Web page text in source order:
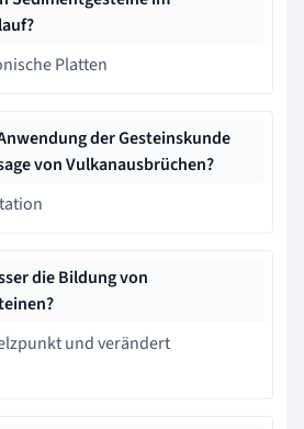
Platten
der Gesteinskunde
von Vulkanausbrüchen?
die Bildung von
und verändert